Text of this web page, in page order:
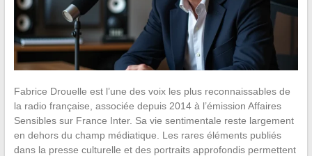
Fabrice Drouelle est l’une des voix les plus reconnaissables de
la radio française, associée depuis 2014 à l’émission Affaires
Sensibles sur France Inter. Sa vie sentimentale reste largement
en dehors du champ médiatique. Les rares éléments publiés
dans la presse culturelle et des portraits approfondis permettent